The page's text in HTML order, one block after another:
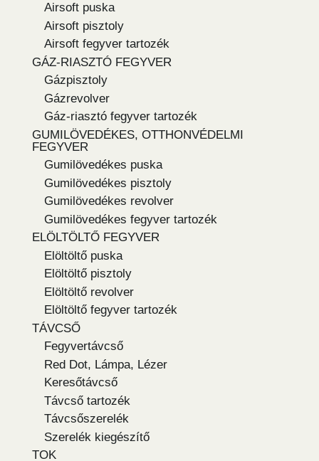
Airsoft puska
Airsoft pisztoly
Airsoft fegyver tartozék
GÁZ-RIASZTÓ FEGYVER
Gázpisztoly
Gázrevolver
Gáz-riasztó fegyver tartozék
GUMILÖVEDÉKES, OTTHONVÉDELMI
FEGYVER
Gumilövedékes puska
Gumilövedékes pisztoly
Gumilövedékes revolver
Gumilövedékes fegyver tartozék
ELÖLTÖLTŐ FEGYVER
Elöltöltő puska
Elöltöltő pisztoly
Elöltöltő revolver
Elöltöltő fegyver tartozék
TÁVCSŐ
Fegyvertávcső
Red Dot, Lámpa, Lézer
Keresőtávcső
Távcső tartozék
Távcsőszerelék
Szerelék kiegészítő
TOK